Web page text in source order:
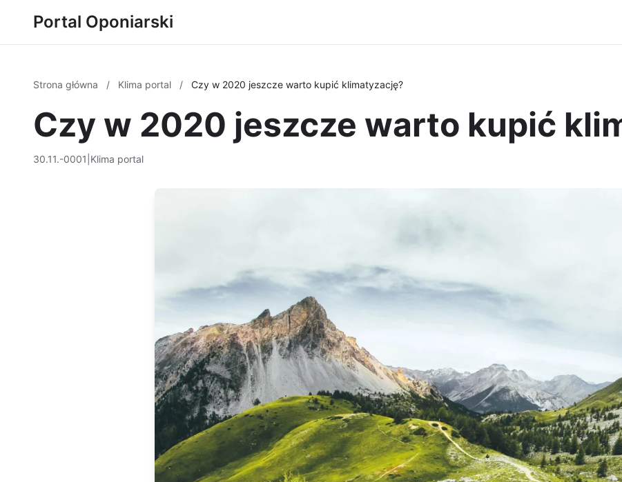
Portal Oponiarski
Strona główna / Klima portal / Czy w 2020 jeszcze warto kupić klimatyzację?
Czy w 2020 jeszcze warto kupić
30.11.-0001 Klima portal